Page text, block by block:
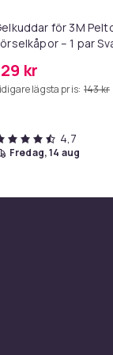
för 3M
– 1 par
kr
lägsta pris: 143 kr
4,7
fredag, 14 aug